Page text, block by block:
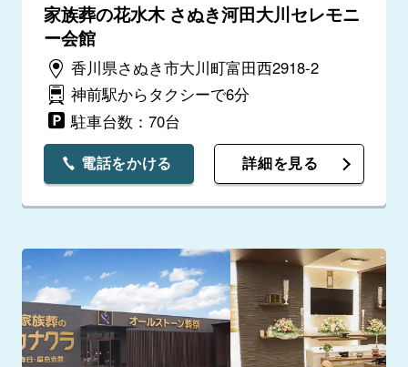
家族葬の花水木 さぬき河田大川セレモニ
ー会館
香川県さぬき市大川町富田西2918-2
神前駅からタクシーで6分
駐車台数：70台
電話をかける 詳細を見る